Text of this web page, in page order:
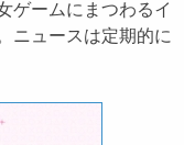
ゲームにまつわるイ
ニュースは定期的に